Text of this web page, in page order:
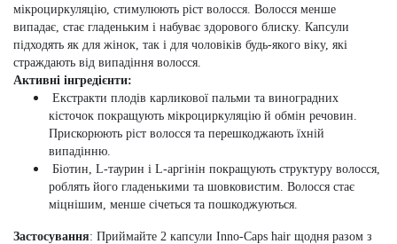
мікроциркуляцію, стимулюють ріст волосся. Волосся менше
випадає, стає гладеньким і набуває здорового блиску. Капсули
підходять як для жінок, так і для чоловіків будь-якого віку, які
страждають від випадіння волосся.
Активні інгредієнти:
Екстракти плодів карликової пальми та виноградних
кісточок покращують мікроциркуляцію й обмін речовин.
Прискорюють ріст волосся та перешкоджають їхній
випадінню.
Біотин, L-таурин і L-аргінін покращують структуру волосся,
роблять його гладенькими та шовковистим. Волосся стає
міцнішим, менше січеться та пошкоджуються.
Застосування: Приймайте 2 капсули Inno-Caps hair щодня разом з